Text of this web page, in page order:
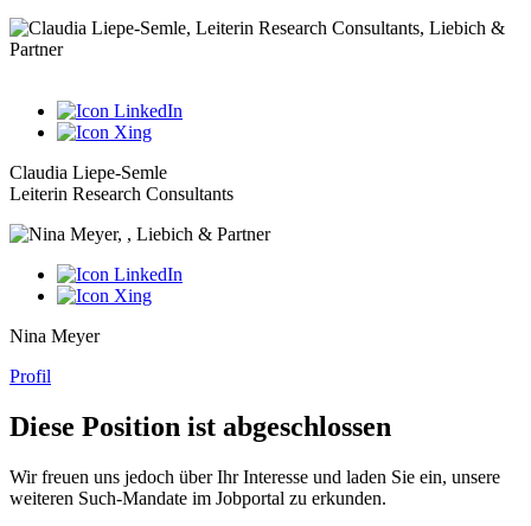
Claudia Liepe-Semle
Leiterin Research Consultants
Nina Meyer
Profil
Diese Position ist abgeschlossen
Wir freuen uns jedoch über Ihr Interesse und laden Sie ein, unsere
weiteren Such-Mandate im Jobportal zu erkunden.